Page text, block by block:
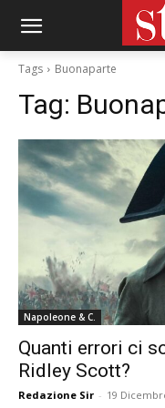
Tags Buonaparte
Tag:
Napoleone & C.
Quanti errori ci
Ridley Scott?
Redazione Sir - 19